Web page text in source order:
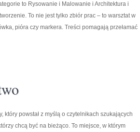
to Rysowanie i Malowanie i Architektura i
To nie jest tylko zbiór prac – to warsztat w
pióra czy markera. Treści pomagają przełamać
który powstał z myślą o czytelnikach szukających
chcą być na bieżąco. To miejsce, w którym